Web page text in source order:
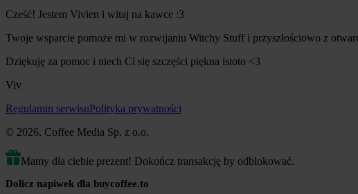
Cześć! Jestem Vivien i witaj na kawce :3
Twoje wsparcie pomoże mi w rozwijaniu Witchy Stuff i przyszłościowo z
Dziękuję za pomoc i niech Ci się szczęści piękna istoto <3
Viv
Regulamin serwisuPolityka prywatności
© 2026, Coffee Media Sp. z o.o.
Mamy dla ciebie prezent! Dokończ transakcję by odblokować.
Dolicz napiwek dla buycoffee.to